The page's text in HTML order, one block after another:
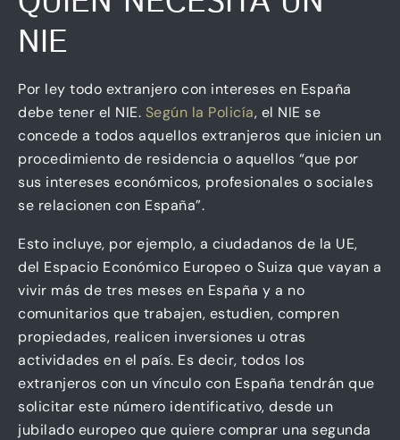
NIE
Por ley todo extranjero con intereses en España
debe tener el NIE. Según la Policía, el NIE se
concede a todos aquellos extranjeros que inicien un
procedimiento de residencia o aquellos “que por
sus intereses económicos, profesionales o sociales
se relacionen con España”.
Esto incluye, por ejemplo, a ciudadanos de la UE,
del Espacio Económico Europeo o Suiza que vayan a
vivir más de tres meses en España y a no
comunitarios que trabajen, estudien, compren
propiedades, realicen inversiones u otras
actividades en el país. Es decir, todos los
extranjeros con un vínculo con España tendrán que
solicitar este número identificativo, desde un
jubilado europeo que quiere comprar una segunda